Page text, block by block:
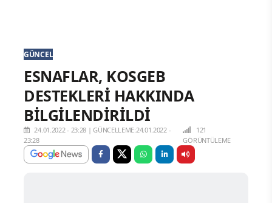
GÜNCEL
ESNAFLAR, KOSGEB
DESTEKLERİ HAKKINDA
BİLGİLENDİRİLDİ
24.01.2022 - 23:28 |GÜNCELLEME:24.01.2022 -
23:28
121
GÖRÜNTÜLEME